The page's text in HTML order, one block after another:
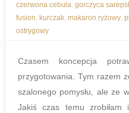
czerwona cebula, gorczyca
fusion, kurczak, makaron ryżowy,
ostrygowy
Czasem koncepcja
przygotowania. Tym razem
szalonego pomysłu, ale ze
Jakiś czas temu zrobiłam